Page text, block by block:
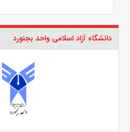
دانشگاه آزاد اسلامی واحد بجنورد